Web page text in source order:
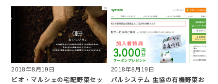
2018年8月19日
ビオ・マルシェの宅配野菜セッ
2018年8月19日
パルシステム 生協の有機野菜お